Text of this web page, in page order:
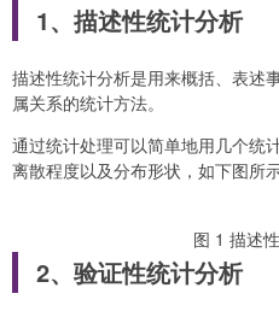
1、描述性统计分析
描述性统计分析是用来概括、表述
属关系的统计方法。
通过统计处理可以简单地用几个统
离散程度以及分布形状，如下图所示
图 1 描述
2、验证性统计分析